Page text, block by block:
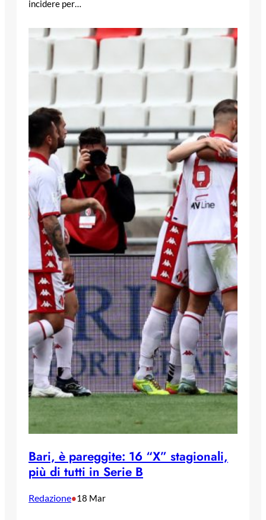
incidere per…
Bari, è pareggite: 16 “X” stagionali,
più di tutti in Serie B
Redazione•18 Mar